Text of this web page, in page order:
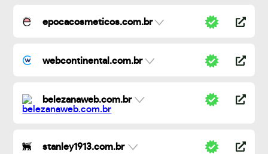
epocacosmeticos.com.br
webcontinental.com.br
belezanaweb.com.br
stanley1913.com.br